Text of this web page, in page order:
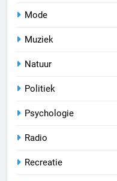
Mode
Muziek
Natuur
Politiek
Psychologie
Radio
Recreatie